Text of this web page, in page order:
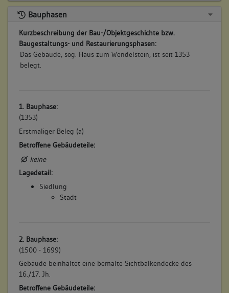
Bauphasen
Kurzbeschreibung der Bau-/Objektgeschichte bzw.
Baugestaltungs- und Restaurierungsphasen:
Das Gebäude, sog. Haus zum Wendelstein, ist seit 1353
belegt.
1. Bauphase:
(1353)
Erstmaliger Beleg (a)
Betroffene Gebäudeteile:
keine
Lagedetail:
Siedlung
Stadt
2. Bauphase:
(1500 - 1699)
Gebäude beinhaltet eine bemalte Sichtbalkendecke des
16./17. Jh.
Betroffene Gebäudeteile: